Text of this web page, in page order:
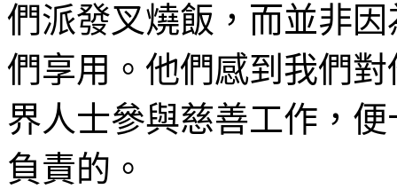
們派發叉燒飯，而並非
們享用。他們感到我們
界人士參與慈善工作，
負責的。